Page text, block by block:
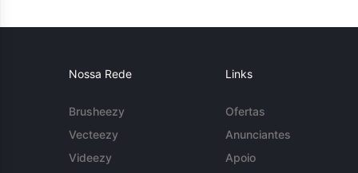
Nossa Rede
Brusheezy
Vecteezy
Videezy
Links
Ofertas
Anunciantes
Apoio